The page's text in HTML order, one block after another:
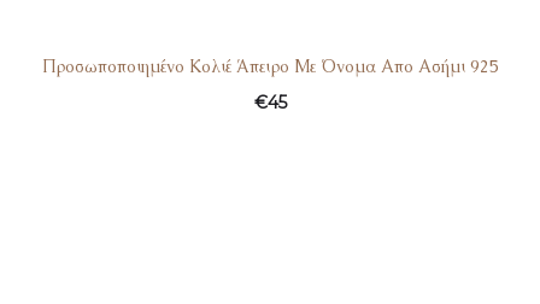
Προσωποποιημένο Κολιέ Άπειρο Με Όνομα Απο Ασήμι 925
€45